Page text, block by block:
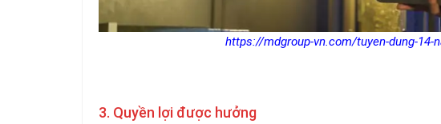
https://mdgroup-vn.com/tuyen-dung-14-
3. Quyền lợi được hưởng